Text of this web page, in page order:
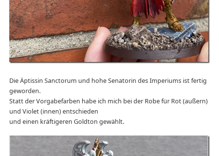
Die Äptissin Sanctorum und hohe Senatorin des Imperiums ist fertig
geworden.
Statt der Vorgabefarben habe ich mich bei der Robe für Rot (außern)
und Violet (innen) entschieden
und einen kräftigeren Goldton gewählt.